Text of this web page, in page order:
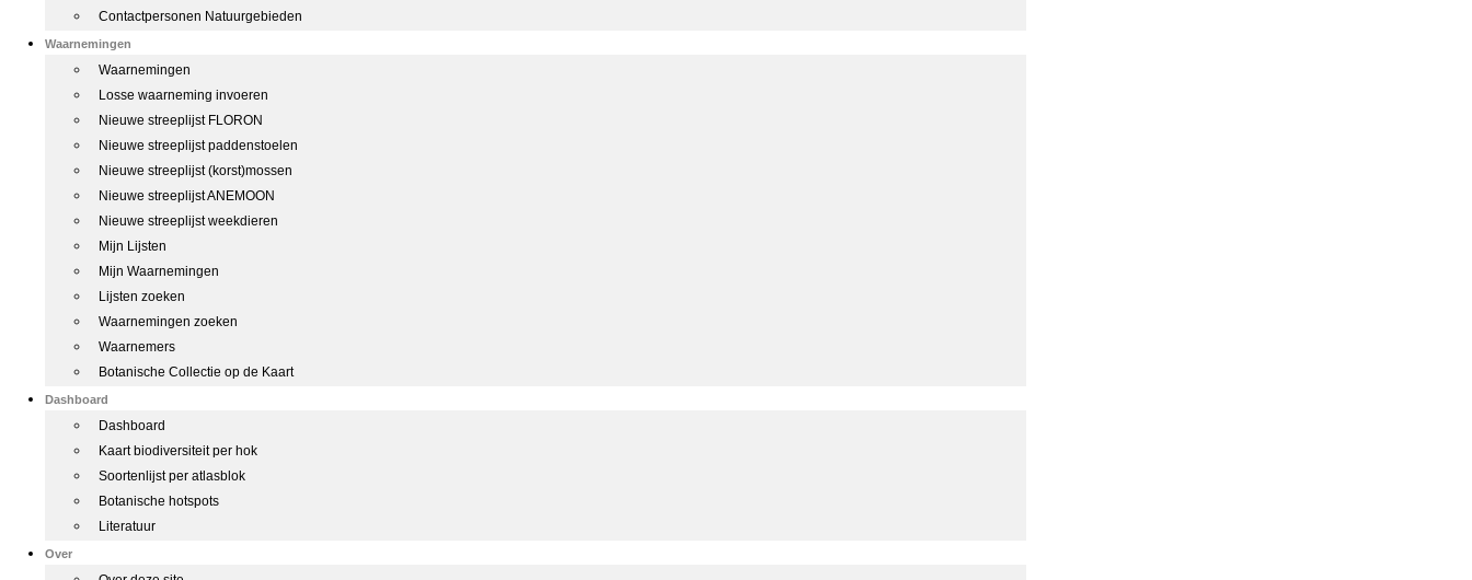
Contactpersonen Natuurgebieden
Waarnemingen
Waarnemingen
Losse waarneming invoeren
Nieuwe streeplijst FLORON
Nieuwe streeplijst paddenstoelen
Nieuwe streeplijst (korst)mossen
Nieuwe streeplijst ANEMOON
Nieuwe streeplijst weekdieren
Mijn Lijsten
Mijn Waarnemingen
Lijsten zoeken
Waarnemingen zoeken
Waarnemers
Botanische Collectie op de Kaart
Dashboard
Dashboard
Kaart biodiversiteit per hok
Soortenlijst per atlasblok
Botanische hotspots
Literatuur
Over